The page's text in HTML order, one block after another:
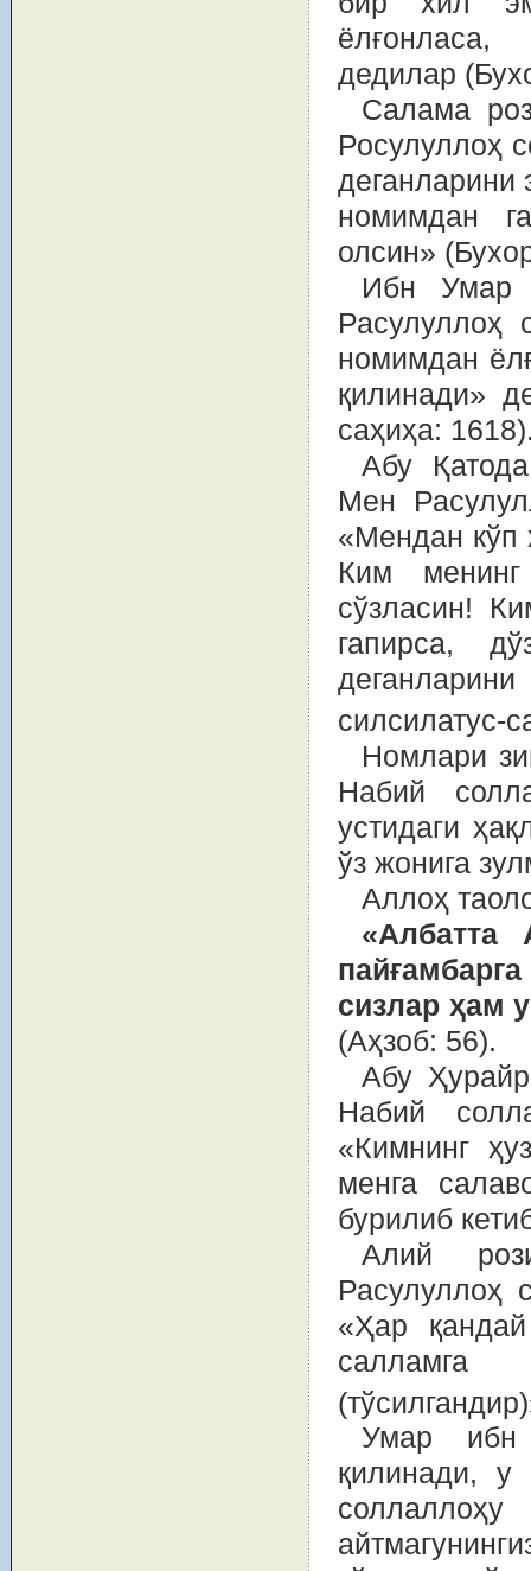
дедилар
Салама
Росулуллоҳ
деганларини
номимдан
олсин»
Ибн Умар
Расулуллоҳ
номимдан
қилинади»
саҳиҳа:
Абу
Мен
«Мендан кўп
Ким менинг
сўзласин!
гапирса,
силсилатус-
Номлари
Набий
устидаги
ўз жонига
Аллоҳ
сизлар ҳам
(Аҳзоб: 56).
Абу
Набий
«Кимнинг
менга
бурилиб
Алий
Расулуллоҳ
«Ҳар
салламга
Умар ибн
қилинади, у